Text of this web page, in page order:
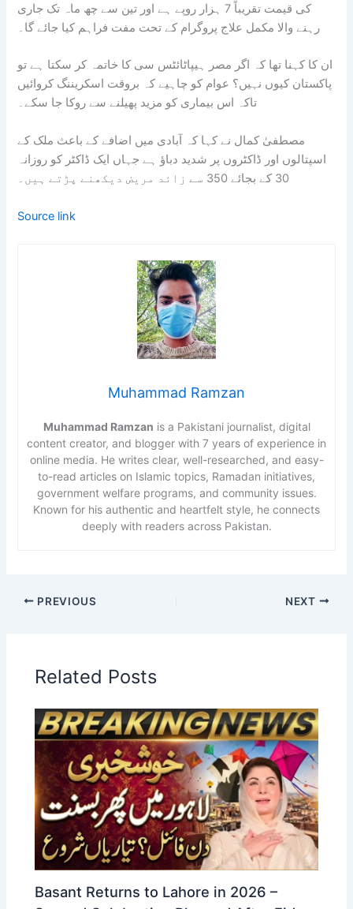
کی قیمت تقریباً 7 ہزار روپے ہے اور تین سے چھ ماہ تک جاری
رہنے والا مکمل علاج پروگرام کے تحت مفت فراہم کیا جائے گا۔
ان کا کہنا تھا کہ اگر مصر ہیپاٹائٹس سی کا خاتمہ کر سکتا ہے تو
پاکستان کیوں نہیں؟ عوام کو چاہیے کہ بروقت اسکریننگ کروائیں
تاکہ اس بیماری کو مزید پھیلنے سے روکا جا سکے۔
مصطفیٰ کمال نے کہا کہ آبادی میں اضافے کے باعث ملک کے
اسپتالوں اور ڈاکٹروں پر شدید دباؤ ہے جہاں ایک ڈاکٹر کو روزانہ
30 کے بجائے 350 سے زائد مریض دیکھنے پڑتے ہیں۔
Source link
Muhammad Ramzan
Muhammad Ramzan is a Pakistani journalist, digital
content creator, and blogger with 7 years of experience in
online media. He writes clear, well-researched, and easy-
to-read articles on Islamic topics, Ramadan initiatives,
government welfare programs, and community issues.
Known for his authentic and heartfelt style, he connects
deeply with readers across Pakistan.
PREVIOUS NEXT
Related Posts
Basant Returns to Lahore in 2026 –